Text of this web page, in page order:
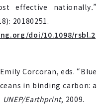
effective nationally.”
20180251.
doi/10.1098/rsbl.2
Corcoran, eds. “Blue
in binding carbon: a
UNEP/Earthprint, 2009.